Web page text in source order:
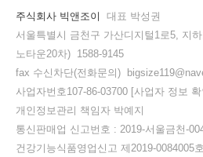
주식회사 빅앤조이
대표 박성권
서울특별시 금천구 가산디지털1로5, 지
노타운20차) 1588-9145
fax 수신차단(전화문의)
사업자번호107-86-03700 [사업자 정보 확
개인정보관리 책임자 박예지
통신판매업 신고번호 : 2019-서울금천-
건강기능식품영업신고 제2019-0084005호